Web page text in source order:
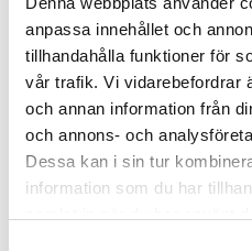
anpassa innehållet och
tillhandahålla funktioner för
vår trafik. Vi vidarebefordrar
och annan information från
och annons- och
Dessa kan i sin tur
information som du har
Fri frakt på mindra varor vid
900:- i frakt vid köp av större
Hämta i butik